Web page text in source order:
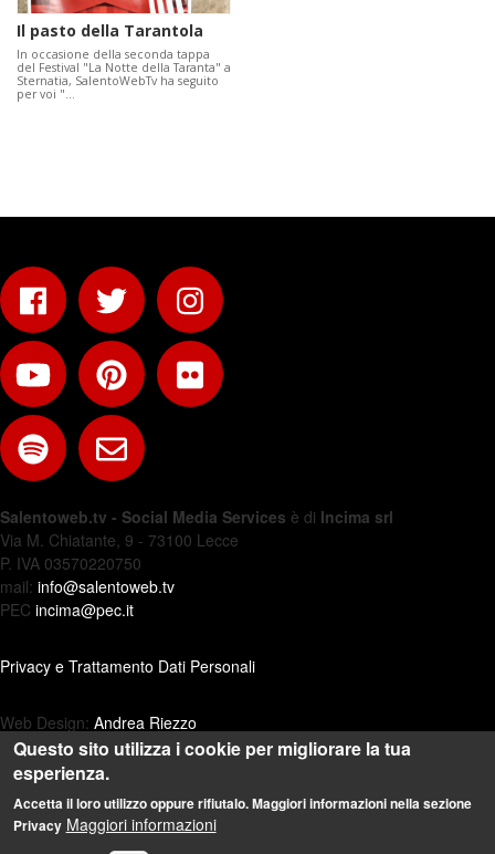
Il pasto della Tarantola
In occasione della seconda tappa
del Festival "La Notte della Taranta" a
Sternatia, SalentoWebTv ha seguito
per voi "…
Salentoweb.tv - Social Media Services è di Incima srl
Via M. Chiatante, 9 - 73100 Lecce
P. IVA 03570220750
mail: info@salentoweb.tv
PEC incima@pec.it
Privacy e Trattamento Dati Personali
Web Design: Andrea Riezzo
Questo sito utilizza i cookie per migliorare la tua
esperienza.
Accetta il loro utilizzo oppure rifiutalo. Maggiori informazioni nella sezione
Privacy Maggiori informazioni